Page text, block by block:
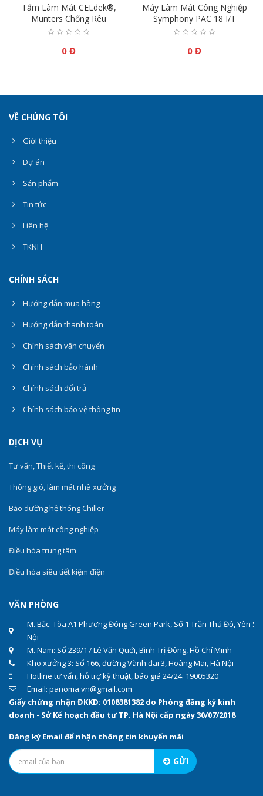
Tấm Làm Mát CELdek®,
Munters Chống Rêu
0 Đ
Máy Làm Mát Công Nghiệp
Symphony PAC 18 I/T
0 Đ
VỀ CHÚNG TÔI
Giới thiệu
Dự án
Sản phẩm
Tin tức
Liên hệ
TKNH
CHÍNH SÁCH
Hướng dẫn mua hàng
Hướng dẫn thanh toán
Chính sách vận chuyển
Chính sách bảo hành
Chính sách đổi trả
Chính sách bảo vệ thông tin
DỊCH VỤ
Tư vấn, Thiết kế, thi công
Thông gió, làm mát nhà xưởng
Bảo dưỡng hệ thống Chiller
Máy làm mát công nghiệp
Điều hòa trung tâm
Điều hòa siêu tiết kiệm điện
VĂN PHÒNG
M. Bắc: Tòa A1 Phương Đông Green Park, Số 1 Trần Thủ Độ, Yên
Nội
M. Nam: Số 239/17 Lê Văn Quới, Bình Trị Đông, Hồ Chí Minh
Kho xưởng 3: Số 166, đường Vành đai 3, Hoàng Mai, Hà Nội
Hotline tư vấn, hỗ trợ kỹ thuật, báo giá 24/24: 19005320
Email: panoma.vn@gmail.com
Giấy chứng nhận ĐKKD: 0108381382 do Phòng đăng ký kinh
doanh - Sở Kế hoạch đầu tư TP. Hà Nội cấp ngày 30/07/2018
Đăng ký Email để nhận thông tin khuyến mãi
GỬI